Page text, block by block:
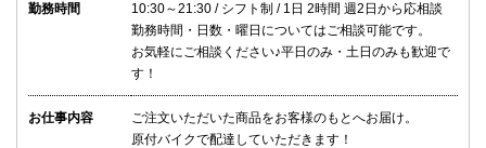
勤務時間
10:30～21:30 / シフト制 / 1日 2時間 週2日から応相談
勤務時間・日数・曜日についてはご相談可能です。
お気軽にご相談ください♪平日のみ・土日のみも歓迎で
す！
お仕事内容
ご注文いただいた商品をお客様のもとへお届け。
原付バイクで配達していただきます！